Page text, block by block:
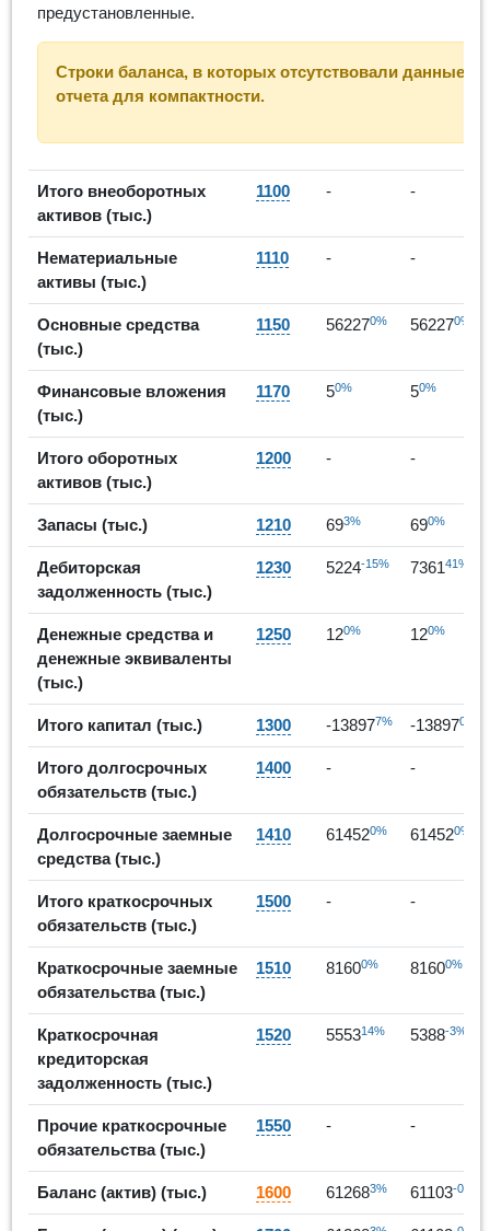
предустановленные.
Строки баланса, в которых отсутствовали данные
отчета для компактности.
Итого внеоборотных
активов (тыс.)
1100 - -
Нематериальные
активы (тыс.)
1110 - -
Основные средства
(тыс.)
1150 562270% 562270%
Финансовые вложения
(тыс.)
1170 50% 50%
Итого оборотных
активов (тыс.)
1200 - -
Запасы (тыс.) 1210 693% 690%
Дебиторская
задолженность (тыс.)
1230 5224-15% 736141%
Денежные средства и
денежные эквиваленты
(тыс.)
1250 120% 120%
Итого капитал (тыс.) 1300 -138977% -138970%
Итого долгосрочных
обязательств (тыс.)
1400 - -
Долгосрочные заемные
средства (тыс.)
1410 614520% 614520%
Итого краткосрочных
обязательств (тыс.)
1500 - -
Краткосрочные заемные
обязательства (тыс.)
1510 81600% 81600%
Краткосрочная
кредиторская
задолженность (тыс.)
1520 555314% 5388-3%
Прочие краткосрочные
обязательства (тыс.)
1550 - -
Баланс (актив) (тыс.) 1600 612683% 61103-0%